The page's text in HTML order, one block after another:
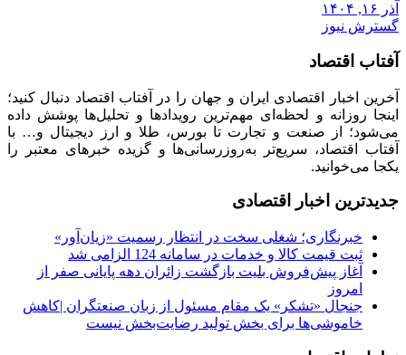
آذر ۱۶, ۱۴۰۴
گسترش نیوز
آفتاب اقتصاد
آخرین اخبار اقتصادی ایران و جهان را در آفتاب اقتصاد دنبال کنید؛
اینجا روزانه و لحظه‌ای مهم‌ترین رویدادها و تحلیل‌ها پوشش داده
می‌شود؛ از صنعت و تجارت تا بورس، طلا و ارز دیجیتال و… با
آفتاب اقتصاد، سریع‌تر به‌روزرسانی‌ها و گزیده خبرهای معتبر را
یکجا می‌خوانید.
جدیدترین اخبار اقتصادی
خبرنگاری؛ شغلی سخت در انتظار رسمیت «زیان‌آور»
ثبت قیمت کالا و خدمات در سامانه 124 الزامی شد
آغاز پیش‌فروش بلیت بازگشت زائران دهه پایانی صفر از
امروز
جنجال «تشکر» یک مقام مسئول از زبان صنعتگران |کاهش
خاموشی‌ها برای بخش تولید رضایت‌بخش نیست